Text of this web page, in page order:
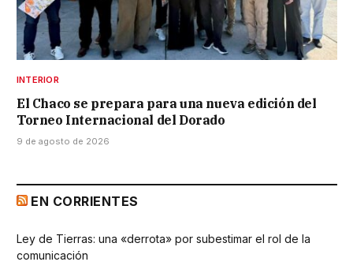
INTERIOR
El Chaco se prepara para una nueva edición del
Torneo Internacional del Dorado
9 de agosto de 2026
EN CORRIENTES
Ley de Tierras: una «derrota» por subestimar el rol de la
comunicación